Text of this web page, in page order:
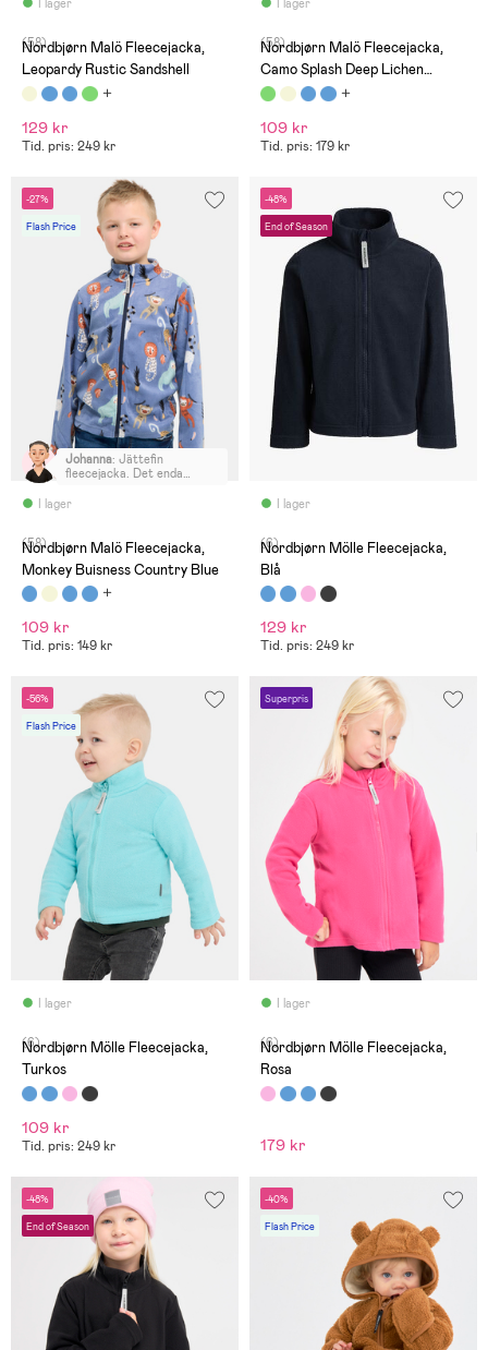
I lager
(58)
Nordbjørn Malö Fleecejacka,
Leopardy Rustic Sandshell
129 kr
Tid. pris: 249 kr
I lager
(58)
Nordbjørn Malö Fleecejacka,
Camo Splash Deep Lichen
Green
109 kr
Tid. pris: 179 kr
-27%
Flash Price
I lager
Johanna: Jättefin
fleecejacka. Det enda
på 79 kronor.
(58)
Nordbjørn Malö Fleecejacka,
Monkey Buisness Country Blue
109 kr
Tid. pris: 149 kr
-48%
End of Season
I lager
(6)
Nordbjørn Mölle Fleecejacka,
Blå
129 kr
Tid. pris: 249 kr
-56%
Flash Price
I lager
(6)
Nordbjørn Mölle Fleecejacka,
Turkos
109 kr
Tid. pris: 249 kr
Superpris
I lager
(6)
Nordbjørn Mölle Fleecejacka,
Rosa
179 kr
-48%
End of Season
-40%
Flash Price